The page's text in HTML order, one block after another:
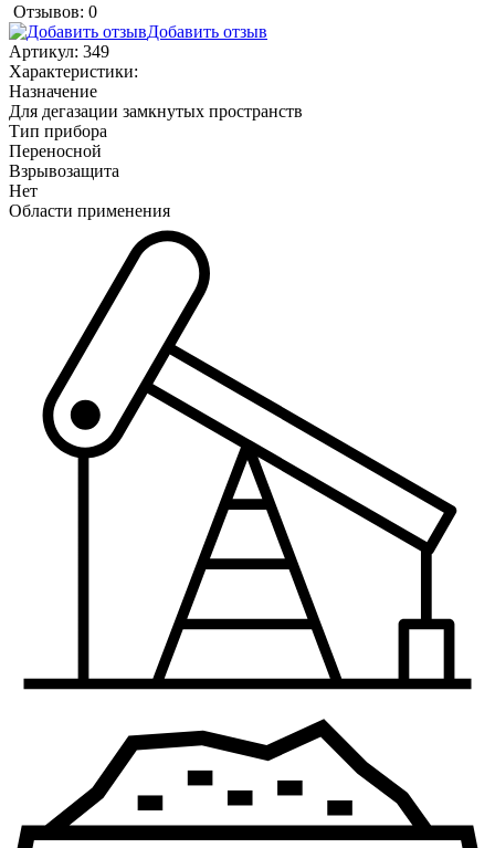
Отзывов: 0
Добавить отзыв
Артикул: 349
Характеристики:
Назначение
Для дегазации замкнутых пространств
Тип прибора
Переносной
Взрывозащита
Нет
Области применения